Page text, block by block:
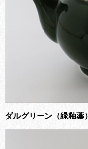
ダルグリーン（緑釉薬）